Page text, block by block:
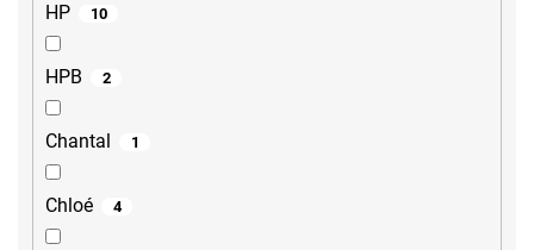
HP 10
HPB 2
Chantal 1
Chloé 4